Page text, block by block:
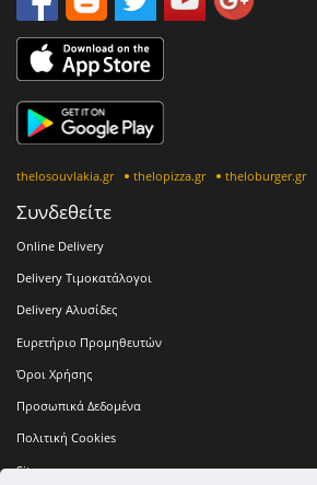
thelosouvlakia.gr thelopizza.gr theloburger.gr
Συνδεθείτε
Online Delivery
Delivery Τιμοκατάλογοι
Delivery Αλυσίδες
Ευρετήριο Προμηθευτών
Όροι Χρήσης
Προσωπικά Δεδομένα
Πολιτική Cookies
Sitemap